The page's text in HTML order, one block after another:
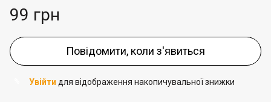
99 грн
Повідомити, коли з'явиться
Увійти для відображення накопичувальної знижки